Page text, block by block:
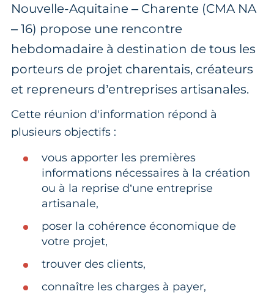
Nouvelle-Aquitaine – Charente (CMA NA
– 16) propose une rencontre
hebdomadaire à destination de tous les
porteurs de projet charentais, créateurs
et repreneurs d’entreprises artisanales.
Cette réunion d'information répond à
plusieurs objectifs :
vous apporter les premières
informations nécessaires à la création
ou à la reprise d’une entreprise
artisanale,
poser la cohérence économique de
votre projet,
trouver des clients,
connaître les charges à payer,